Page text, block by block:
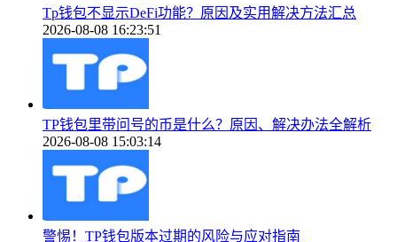
Tp钱包不显示DeFi功能？原因及实用解决方法汇总
2026-08-08 16:23:51
TP钱包里带问号的币是什么？原因、解决办法全解析
2026-08-08 15:03:14
警惕！TP钱包版本过期的风险与应对指南